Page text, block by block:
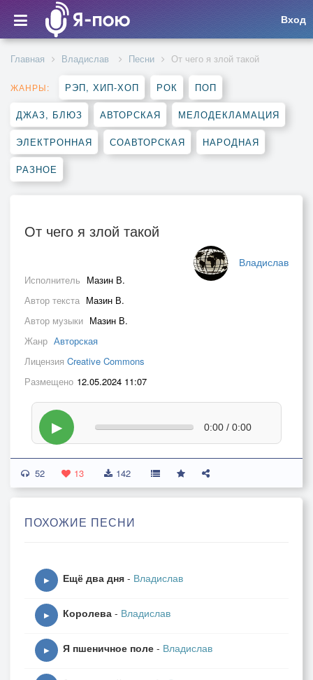
Вход
Главная Владислав Песни От чего я злой такой
ЖАНРЫ: РЭП, ХИП-ХОП РОК ПОП
ДЖАЗ, БЛЮЗ АВТОРСКАЯ МЕЛОДЕКЛАМАЦИЯ
ЭЛЕКТРОННАЯ СОАВТОРСКАЯ НАРОДНАЯ
РАЗНОЕ
От чего я злой такой
Владислав
Исполнитель Мазин В.
Автор текста Мазин В.
Автор музыки Мазин В.
Жанр Авторская
Лицензия Creative Commons
Размещено 12.05.2024 11:07
▶ 0:00 / 0:00
52 13 142
ПОХОЖИЕ ПЕСНИ
▶ Ещё два дня - Владислав
▶ Королева - Владислав
▶ Я пшеничное поле - Владислав